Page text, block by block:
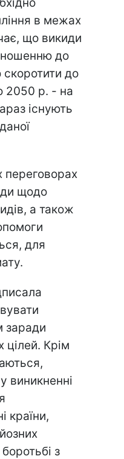
в межах
що викиди
до
скоротити до
2050 р. - на
існують
переговорах
щодо
а також
для
заради
цілей. Крім
виникненні
країни,
з